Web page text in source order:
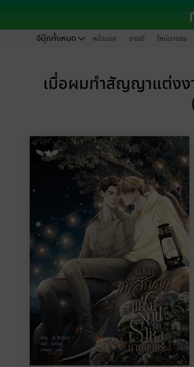
อีบุ๊กทั้งหมด หน้าแรก ขายดี ใหม่มาแรง
เมื่อผมทำสัญญาแต่งง